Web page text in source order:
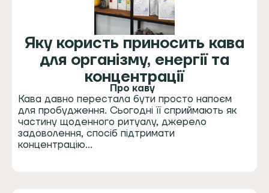
Яку користь приносить кава
для організму, енергії та
концентрації
Про каву
Кава давно перестала бути просто напоєм
для пробудження. Сьогодні її сприймають як
частину щоденного ритуалу, джерело
задоволення, спосіб підтримати
концентрацію…